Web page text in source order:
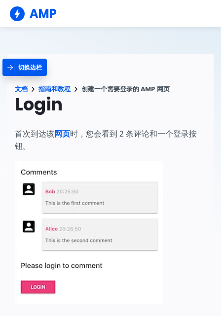
AMP
切换边栏
文档 指南和教程 创建一个需要登录的 AMP 网页
Login
首次到达该网页时，您会看到 2 条评论和一个登录按
钮。